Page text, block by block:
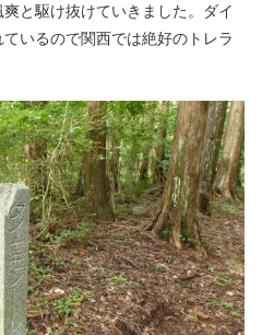
と駆け抜けていきました。ダイ
いるので関西では絶好のトレラ